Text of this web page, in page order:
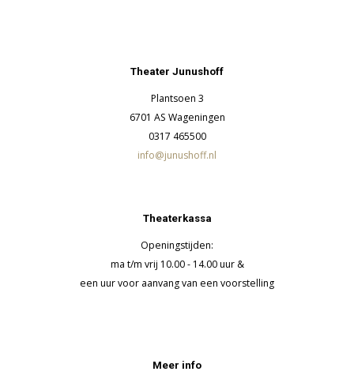
Theater Junushoff
Plantsoen 3
6701 AS Wageningen
0317 465500
info@junushoff.nl
Theaterkassa
Openingstijden:
ma t/m vrij 10.00 - 14.00 uur &
een uur voor aanvang van een voorstelling
Meer info